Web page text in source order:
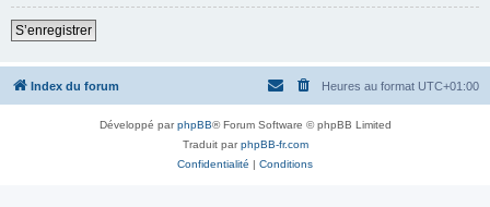
S’enregistrer
Index du forum Heures au format UTC+01:00
Développé parphpBB® Forum Software © phpBB Limited
Traduit parphpBB-fr.com
Confidentialité | Conditions